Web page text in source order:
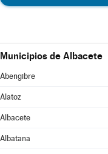
Municipios de Albacete
Abengibre
Alatoz
Albacete
Albatana